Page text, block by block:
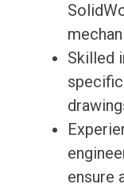
Skilled
ensure